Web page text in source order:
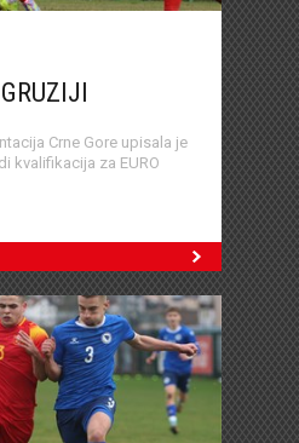
Crne Gore upisala je
kvalifikacija za EURO